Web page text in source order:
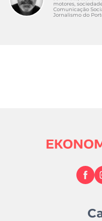
motores,
Comunicação
Jornalismo do